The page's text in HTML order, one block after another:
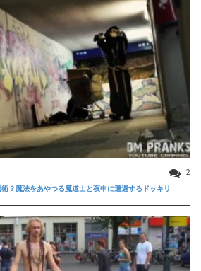
2
？魔法をあやつる魔道士と夜中に遭遇するドッキリ